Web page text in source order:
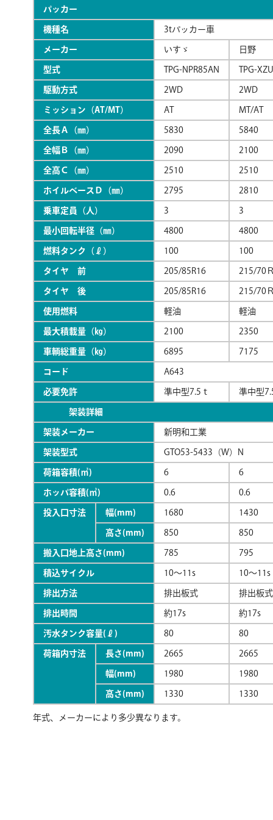
パッカー
機種名 3tパッカー車
メーカー いすゞ 日野
型式 TPG-NPR85AN TPG-
駆動方式 2WD 2WD
ミッション（AT/MT） AT MT/AT
全長Ａ（㎜） 5830 5840
全幅Ｂ（㎜） 2090 2100
全高Ｃ（㎜） 2510 2510
ホイルベースＤ（㎜） 2795 2810
乗車定員（人） 3 3
最小回転半径（㎜） 4800 4800
燃料タンク（ℓ） 100 100
タイヤ 前 205/85R16 215/70
タイヤ 後 205/85R16 215/70
使用燃料 軽油 軽油
最大積載量（㎏） 2100 2350
車輌総重量（㎏） 6895 7175
コード A643
必要免許 準中型7.5ｔ 準中型
架装詳細
架装メーカー 新明和工業
架装型式 GTO53-5433（W）N
荷箱容積(㎥) 6 6
ホッパ容積(㎥) 0.6 0.6
投入口寸法 幅(mm) 1680 1430
高さ(mm) 850 850
搬入口地上高さ(mm) 785 795
積込サイクル 10～11s 10〜11s
排出方法 排出板式 排出板式
排出時間 約17s 約17s
汚水タンク容量(ℓ) 80 80
荷箱内寸法 長さ(mm) 2665 2665
幅(mm) 1980 1980
高さ(mm) 1330 1330
年式、メーカーにより多少異なります。